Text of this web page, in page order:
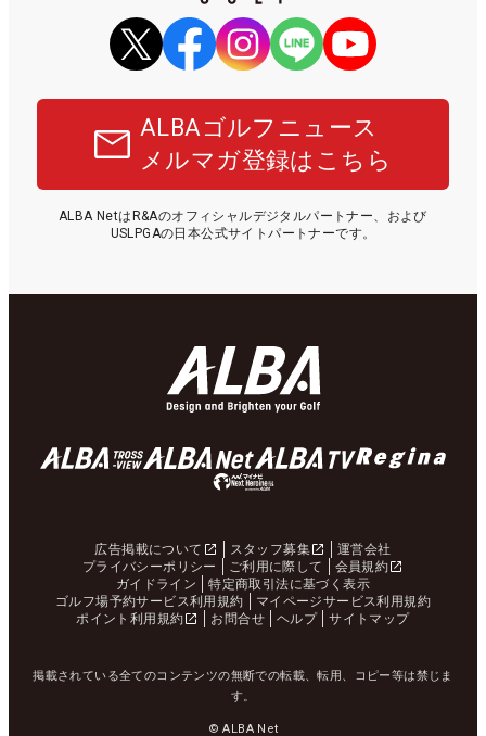
ALBAゴルフニュース
メルマガ登録はこちら
ALBA NetはR&Aのオフィシャルデジタルパートナー、および
USLPGAの日本公式サイトパートナーです。
広告掲載について スタッフ募集
運営会社
プライバシーポリシー
ご利用に際して
会員規約
ガイドライン
特定商取引法に基づく表示
ゴルフ場予約サービス利用規約
マイページサービス利用規約
ポイント利用規約
お問合せ ヘルプ サイトマップ
掲載されている全てのコンテンツの無断での転載、転用、コピー等は禁じま
す。
© ALBA Net